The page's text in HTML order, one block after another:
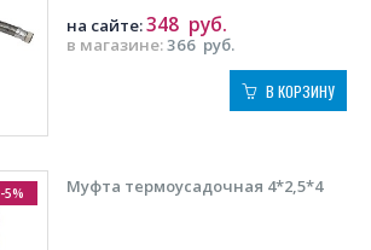
в магазине:366 руб.
на сайте:348 руб.
В КОРЗИНУ
-5% Муфта термоусадочная 4*2,5*4